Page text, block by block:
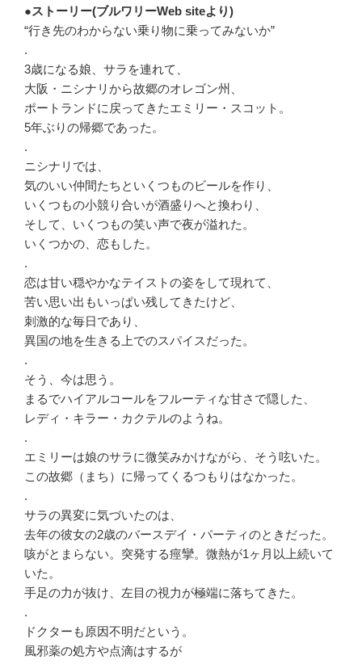
●ストーリー(ブルワリーWeb siteより)
“行き先のわからない乗り物に乗ってみないか”
.
3歳になる娘、サラを連れて、
大阪・ニシナリから故郷のオレゴン州、
ポートランドに戻ってきたエミリー・スコット。
5年ぶりの帰郷であった。
.
ニシナリでは、
気のいい仲間たちといくつものビールを作り、
いくつもの小競り合いが酒盛りへと換わり、
そして、いくつもの笑い声で夜が溢れた。
いくつかの、恋もした。
.
恋は甘い穏やかなテイストの姿をして現れて、
苦い思い出もいっぱい残してきたけど、
刺激的な毎日であり、
異国の地を生きる上でのスパイスだった。
.
そう、今は思う。
まるでハイアルコールをフルーティな甘さで隠した、
レディ・キラー・カクテルのようね。
.
エミリーは娘のサラに微笑みかけながら、そう呟いた。
この故郷（まち）に帰ってくるつもりはなかった。
.
サラの異変に気づいたのは、
去年の彼女の2歳のバースデイ・パーティのときだった。
咳がとまらない。突発する痙攣。微熱が1ヶ月以上続いて
いた。
手足の力が抜け、左目の視力が極端に落ちてきた。
.
ドクターも原因不明だという。
風邪薬の処方や点滴はするが